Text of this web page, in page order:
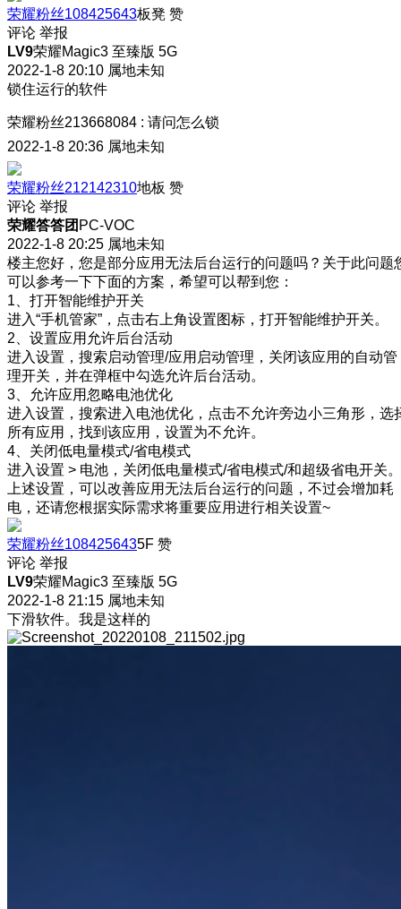
荣耀粉丝108425643板凳 赞
评论 举报
LV9荣耀Magic3 至臻版 5G
2022-1-8 20:10 属地未知
锁住运行的软件
荣耀粉丝213668084 : 请问怎么锁
2022-1-8 20:36 属地未知
荣耀粉丝212142310地板 赞
评论 举报
荣耀答答团 PC-VOC
2022-1-8 20:25 属地未知
楼主您好，您是部分应用无法后台运行的问题吗？关于此问题
可以参考一下下面的方案，希望可以帮到您：
1、打开智能维护开关
进入“手机管家”，点击右上角设置图标，打开智能维护开关。
2、设置应用允许后台活动
进入设置，搜索启动管理/应用启动管理，关闭该应用的自动管
理开关，并在弹框中勾选允许后台活动。
3、允许应用忽略电池优化
进入设置，搜索进入电池优化，点击不允许旁边小三角形，选
所有应用，找到该应用，设置为不允许。
4、关闭低电量模式/省电模式
进入设置 > 电池，关闭低电量模式/省电模式/和超级省电开关。
上述设置，可以改善应用无法后台运行的问题，不过会增加耗
电，还请您根据实际需求将重要应用进行相关设置~
荣耀粉丝1084256435F 赞
评论 举报
LV9荣耀Magic3 至臻版 5G
2022-1-8 21:15 属地未知
下滑软件。我是这样的